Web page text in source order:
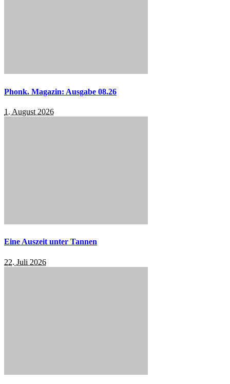
Phonk. Magazin: Ausgabe 08.26
1. August 2026
Eine Auszeit unter Tannen
22. Juli 2026